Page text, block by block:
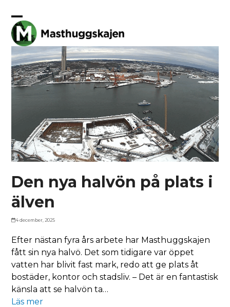
content
Open
mobile
menu
Close
mobile
menu
Den nya halvön på plats i
älven
4 december, 2025
Efter nästan fyra års arbete har Masthuggskajen
fått sin nya halvö. Det som tidigare var öppet
vatten har blivit fast mark, redo att ge plats åt
bostäder, kontor och stadsliv. – Det är en fantastisk
känsla att se halvön ta…
Läs mer